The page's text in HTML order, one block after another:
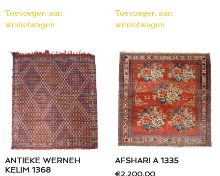
Toevoegen aan
winkelwagen
Toevoegen aan
winkelwagen
ANTIEKE WERNEH
KELIM 1368
AFSHARI A 1335
€2.200,00